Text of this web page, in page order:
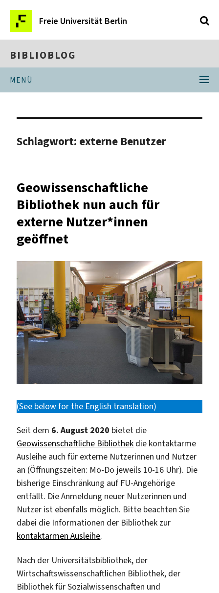
Freie Universität Berlin
BIBLIOBLOG
MENÜ
Schlagwort: externe Benutzer
Geowissenschaftliche
Bibliothek nun auch für
externe Nutzer*innen
geöffnet
(See below for the English translation)
Seit dem 6. August 2020 bietet die
Geowissenschaftliche Bibliothek die kontaktarme
Ausleihe auch für externe Nutzerinnen und Nutzer
an (Öffnungszeiten: Mo-Do jeweils 10-16 Uhr). Die
bisherige Einschränkung auf FU-Angehörige
entfällt. Die Anmeldung neuer Nutzerinnen und
Nutzer ist ebenfalls möglich. Bitte beachten Sie
dabei die Informationen der Bibliothek zur
kontaktarmen Ausleihe.
Nach der Universitätsbibliothek, der
Wirtschaftswissenschaftlichen Bibliothek, der
Bibliothek für Sozialwissenschaften und